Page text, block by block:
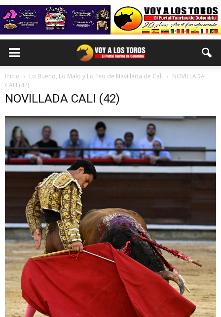
Inicio Lo Bueno, Lo Malo y Lo Feo de Navillada de Cali
NOVILLADA
CALI (42)
NOVILLADA CALI (42)